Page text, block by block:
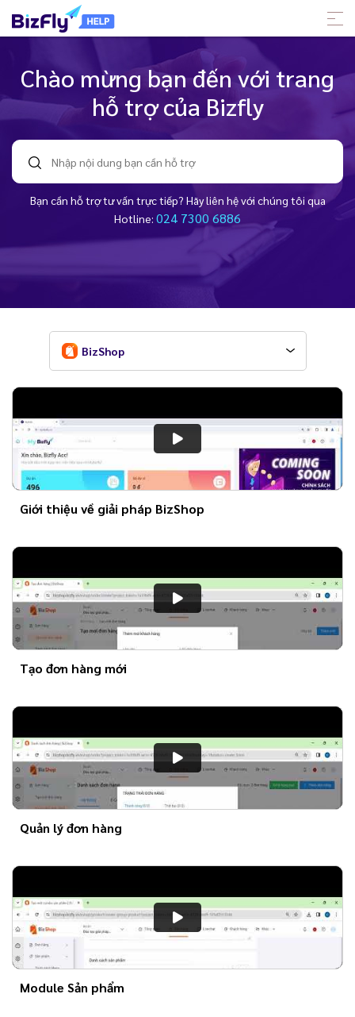
Chào mừng bạn đến với trang
hỗ trợ của Bizfly
Bạn cần hỗ trợ tư vấn trực tiếp? Hãy liên hệ với chúng tôi qua
Hotline: 024 7300 6886
BizShop
Giới thiệu về giải pháp BizShop
Tạo đơn hàng mới
Quản lý đơn hàng
Module Sản phẩm